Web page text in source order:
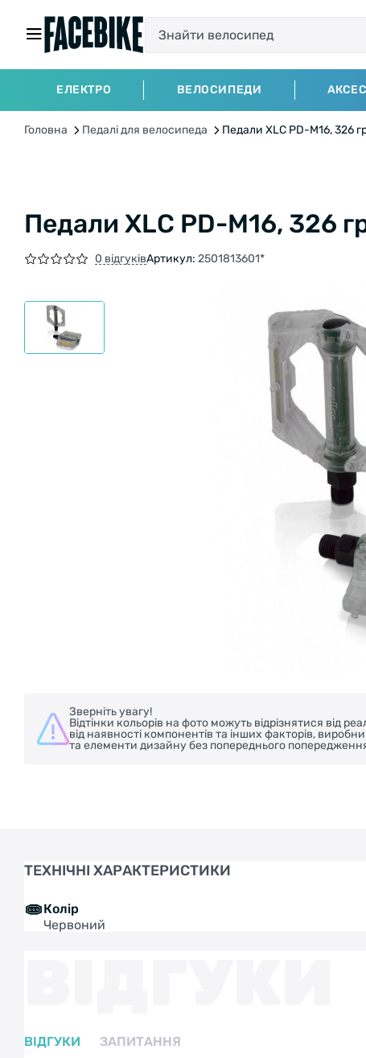
ЕЛЕКТРО ВЕЛОСИПЕДИ
Головна Педалі для велосипеда Педали XLC PD-M16, 326
Педали XLC PD-M16, 326
0 відгуківАртикул: 2501813601*
Зверніть увагу!
Відтінки кольорів на фото можуть відрізнятися від
від наявності компонентів та інших факторів,
та елементи дизайну без попереднього
ТЕХНІЧНІ ХАРАКТЕРИСТИКИ
Колір
Червоний
ВІДГУКИ ЗАПИТАННЯ